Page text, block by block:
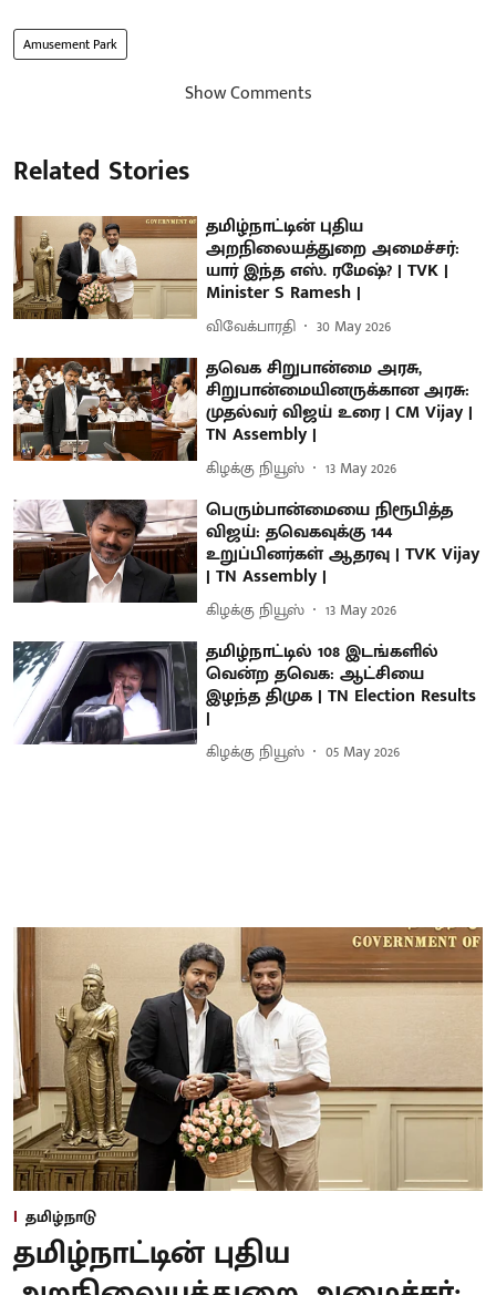
Amusement Park
Show Comments
Related Stories
தமிழ்நாட்டின் புதிய
அறநிலையத்துறை அமைச்சர்:
யார் இந்த எஸ். ரமேஷ்? | TVK |
Minister S Ramesh |
விவேக்பாரதி 30 May 2026
தவெக சிறுபான்மை அரசு,
சிறுபான்மையினருக்கான அரசு:
முதல்வர் விஜய் உரை | CM Vijay |
TN Assembly |
கிழக்கு நியூஸ் 13 May 2026
பெரும்பான்மையை நிரூபித்த
விஜய்: தவெகவுக்கு 144
உறுப்பினர்கள் ஆதரவு | TVK Vijay
| TN Assembly |
கிழக்கு நியூஸ் 13 May 2026
தமிழ்நாட்டில் 108 இடங்களில்
வென்ற தவெக: ஆட்சியை
இழந்த திமுக | TN Election Results
|
கிழக்கு நியூஸ் 05 May 2026
தமிழ்நாடு
தமிழ்நாட்டின் புதிய